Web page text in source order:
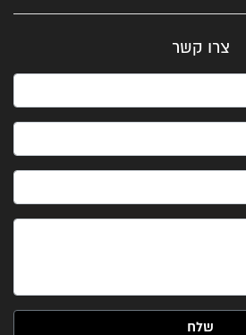
צרו קשר